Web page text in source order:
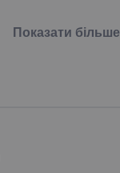
Показати більше